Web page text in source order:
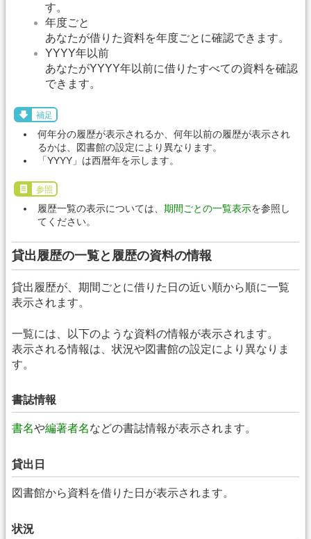
す。
年度ごと
あなたが借りた資料を年度ごとに確認できます。
YYYY年以前
あなたがYYYY年以前に借りたすべての資料を確認
できます。
補足
何年分の履歴が表示されるか、何年以前の履歴が表示され
るかは、図書館の設定により異なります。
「YYYY」は西暦年を示します。
参照
履歴一覧の表示については、 期間ごとの一覧表示を参照し
てください。
貸出履歴の一覧と履歴の資料の情報
貸出履歴が、期間ごとに借りた日の近い順から順に一覧
表示されます。
一覧には、以下のような資料の情報が表示されます。
表示される情報は、状況や図書館の設定により異なりま
す。
書誌情報
書名や編著者名などの書誌情報が表示されます。
貸出日
図書館から資料を借りた日が表示されます。
状況